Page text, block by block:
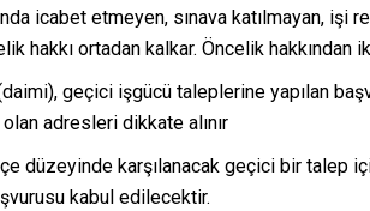
icabet etmeyen, sınava katılmayan, işi
hakkı ortadan kalkar. Öncelik hakkından
geçici işgücü taleplerine yapılan
adresleri dikkate alınır
düzeyinde karşılanacak geçici bir talep
kabul edilecektir.